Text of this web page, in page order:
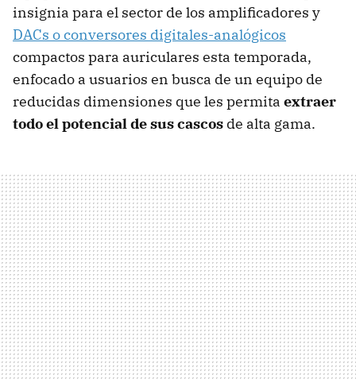
insignia para el sector de los amplificadores y
DACs o conversores digitales-analógicos
compactos para auriculares esta temporada,
enfocado a usuarios en busca de un equipo de
reducidas dimensiones que les permita extraer
todo el potencial de sus cascos de alta gama.